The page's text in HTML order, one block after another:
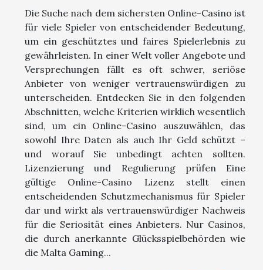
Die Suche nach dem sichersten Online-Casino ist
für viele Spieler von entscheidender Bedeutung,
um ein geschütztes und faires Spielerlebnis zu
gewährleisten. In einer Welt voller Angebote und
Versprechungen fällt es oft schwer, seriöse
Anbieter von weniger vertrauenswürdigen zu
unterscheiden. Entdecken Sie in den folgenden
Abschnitten, welche Kriterien wirklich wesentlich
sind, um ein Online-Casino auszuwählen, das
sowohl Ihre Daten als auch Ihr Geld schützt –
und worauf Sie unbedingt achten sollten.
Lizenzierung und Regulierung prüfen Eine
gültige Online-Casino Lizenz stellt einen
entscheidenden Schutzmechanismus für Spieler
dar und wirkt als vertrauenswürdiger Nachweis
für die Seriosität eines Anbieters. Nur Casinos,
die durch anerkannte Glücksspielbehörden wie
die Malta Gaming...